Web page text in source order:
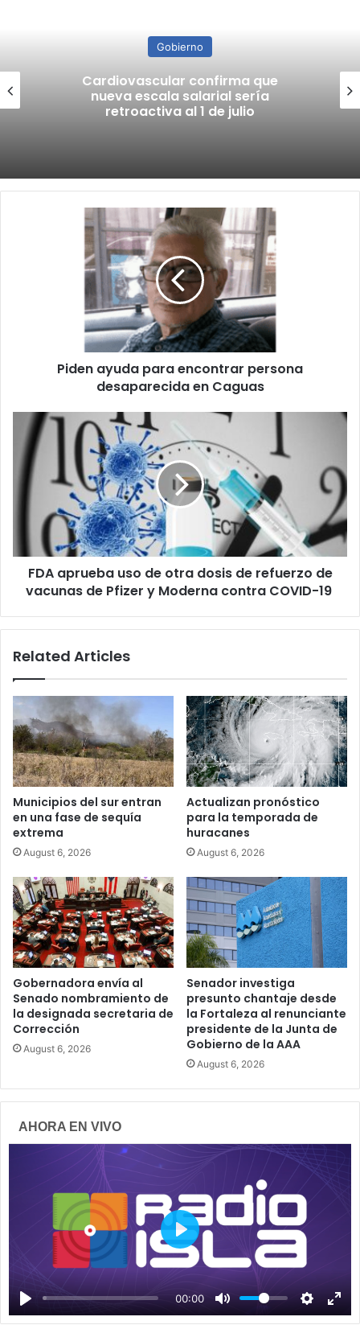
Gobierno
Cardiovascular confirma que
nueva escala salarial sería
retroactiva al 1 de julio
Piden ayuda para encontrar persona
desaparecida en Caguas
FDA
aprueba
uso
otra
de
vacunas
contra
FDA aprueba uso de otra dosis de refuerzo de
vacunas de Pfizer y Moderna contra COVID-19
Related Articles
Municipios del sur entran
en una fase de sequía
extrema
August 6, 2026
Actualizan pronóstico
para la temporada de
huracanes
August 6, 2026
Gobernadora envía al
Senado nombramiento de
la designada secretaria de
Corrección
August 6, 2026
Senador investiga
presunto chantaje desde
la Fortaleza al renunciante
presidente de la Junta de
Gobierno de la AAA
August 6, 2026
AHORA EN VIVO
00:00
P
a
y